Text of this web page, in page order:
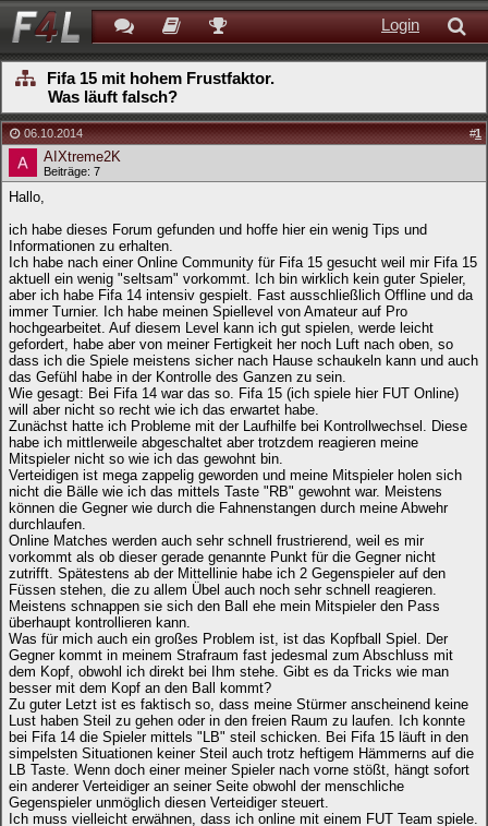
Login
Fifa 15 mit hohem Frustfaktor.
Was läuft falsch?
06.10.2014 #1
AIXtreme2K
Beiträge: 7
Hallo,
ich habe dieses Forum gefunden und hoffe hier ein wenig Tips und
Informationen zu erhalten.
Ich habe nach einer Online Community für Fifa 15 gesucht weil mir Fifa 15
aktuell ein wenig "seltsam" vorkommt. Ich bin wirklich kein guter Spieler,
aber ich habe Fifa 14 intensiv gespielt. Fast ausschließlich Offline und da
immer Turnier. Ich habe meinen Spiellevel von Amateur auf Pro
hochgearbeitet. Auf diesem Level kann ich gut spielen, werde leicht
gefordert, habe aber von meiner Fertigkeit her noch Luft nach oben, so
dass ich die Spiele meistens sicher nach Hause schaukeln kann und auch
das Gefühl habe in der Kontrolle des Ganzen zu sein.
Wie gesagt: Bei Fifa 14 war das so. Fifa 15 (ich spiele hier FUT Online)
will aber nicht so recht wie ich das erwartet habe.
Zunächst hatte ich Probleme mit der Laufhilfe bei Kontrollwechsel. Diese
habe ich mittlerweile abgeschaltet aber trotzdem reagieren meine
Mitspieler nicht so wie ich das gewohnt bin.
Verteidigen ist mega zappelig geworden und meine Mitspieler holen sich
nicht die Bälle wie ich das mittels Taste "RB" gewohnt war. Meistens
können die Gegner wie durch die Fahnenstangen durch meine Abwehr
durchlaufen.
Online Matches werden auch sehr schnell frustrierend, weil es mir
vorkommt als ob dieser gerade genannte Punkt für die Gegner nicht
zutrifft. Spätestens ab der Mittellinie habe ich 2 Gegenspieler auf den
Füssen stehen, die zu allem Übel auch noch sehr schnell reagieren.
Meistens schnappen sie sich den Ball ehe mein Mitspieler den Pass
überhaupt kontrollieren kann.
Was für mich auch ein großes Problem ist, ist das Kopfball Spiel. Der
Gegner kommt in meinem Strafraum fast jedesmal zum Abschluss mit
dem Kopf, obwohl ich direkt bei Ihm stehe. Gibt es da Tricks wie man
besser mit dem Kopf an den Ball kommt?
Zu guter Letzt ist es faktisch so, dass meine Stürmer anscheinend keine
Lust haben Steil zu gehen oder in den freien Raum zu laufen. Ich konnte
bei Fifa 14 die Spieler mittels "LB" steil schicken. Bei Fifa 15 läuft in den
simpelsten Situationen keiner Steil auch trotz heftigem Hämmerns auf die
LB Taste. Wenn doch einer meiner Spieler nach vorne stößt, hängt sofort
ein anderer Verteidiger an seiner Seite obwohl der menschliche
Gegenspieler unmöglich diesen Verteidiger steuert.
Ich muss vielleicht erwähnen, dass ich online mit einem FUT Team spiele.